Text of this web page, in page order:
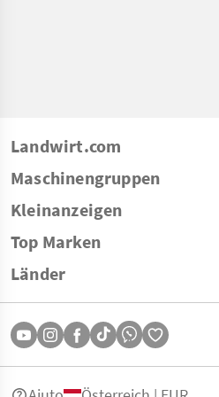
Landwirt.com
Maschinengruppen
Kleinanzeigen
Top Marken
Länder